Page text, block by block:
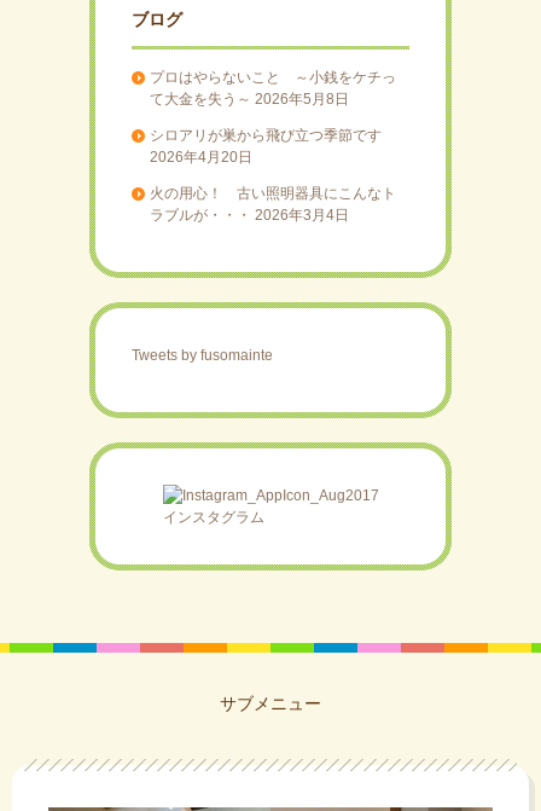
ブログ
プロはやらないこと ～小銭をケチっ
て大金を失う～ 2026年5月8日
シロアリが巣から飛び立つ季節です
2026年4月20日
火の用心！ 古い照明器具にこんなト
ラブルが・・・ 2026年3月4日
Tweets by fusomainte
インスタグラム
サブメニュー